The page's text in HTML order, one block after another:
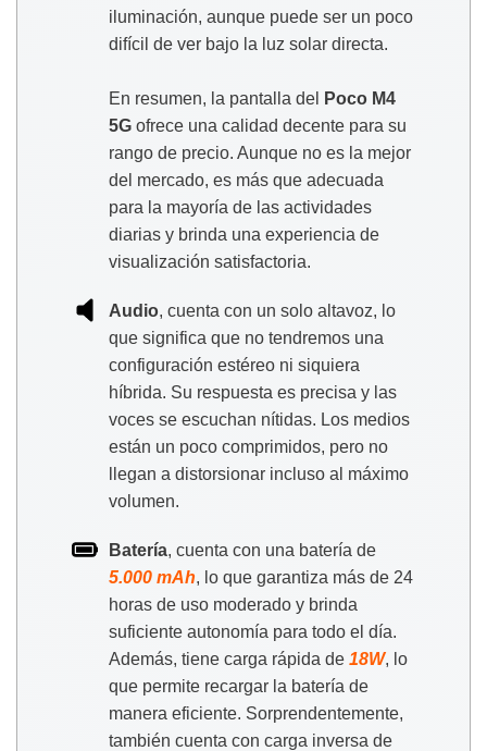
iluminación, aunque puede ser un poco
difícil de ver bajo la luz solar directa.
En resumen, la pantalla del
Poco M4
5G ofrece una calidad decente para su
rango de precio. Aunque no es la mejor
del mercado, es más que adecuada
para la mayoría de las actividades
diarias y brinda una experiencia de
visualización satisfactoria.
Audio, cuenta con un solo altavoz, lo
que significa que no tendremos una
configuración estéreo ni siquiera
híbrida. Su respuesta es precisa y las
voces se escuchan nítidas. Los medios
están un poco comprimidos, pero no
llegan a distorsionar incluso al máximo
volumen.
Batería, cuenta con una batería de
5.000 mAh, lo que garantiza más de 24
horas de uso moderado y brinda
suficiente autonomía para todo el día.
Además, tiene carga rápida de 18W, lo
que permite recargar la batería de
manera eficiente. Sorprendentemente,
también cuenta con carga inversa de